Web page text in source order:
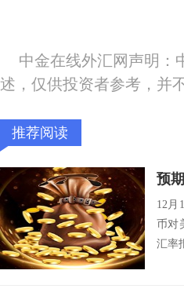
中金在线外汇网声明：
述，仅供投资者参考，并
推荐阅读
预
12月
币对
汇率